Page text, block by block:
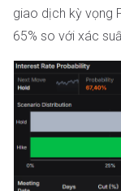
giao dịch kỳ vọng
65% so với xác